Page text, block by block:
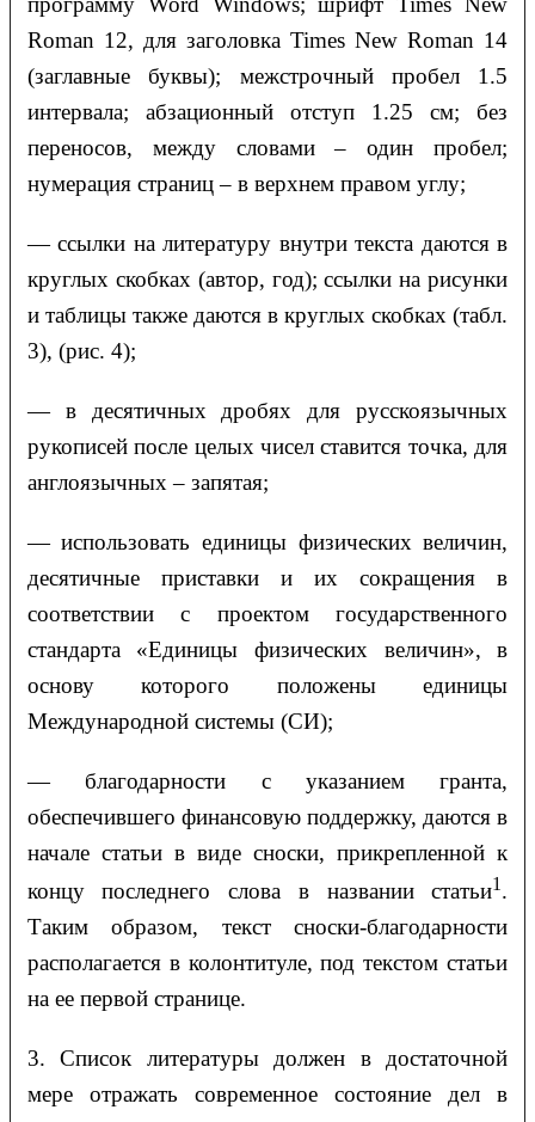
Roman 12, для заголовка Times New Roman 14
(заглавные буквы); межстрочный пробел 1.5
интервала; абзационный отступ 1.25 см; без
переносов, между словами – один пробел;
нумерация страниц – в верхнем правом углу;
— ссылки на литературу внутри текста даются в
круглых скобках (автор, год); ссылки на рисунки
и таблицы также даются в круглых скобках (табл.
3), (рис. 4);
— в десятичных дробях для русскоязычных
рукописей после целых чисел ставится точка, для
англоязычных – запятая;
— использовать единицы физических величин,
десятичные приставки и их сокращения в
соответствии с проектом государственного
стандарта «Единицы физических величин», в
основу которого положены единицы
Международной системы (СИ);
— благодарности с указанием гранта,
обеспечившего финансовую поддержку, даются в
начале статьи в виде сноски, прикрепленной к
концу последнего слова в названии статьи1 .
Таким образом, текст сноски-благодарности
располагается в колонтитуле, под текстом статьи
на ее первой странице.
3. Список литературы должен в достаточной
мере отражать современное состояние дел в